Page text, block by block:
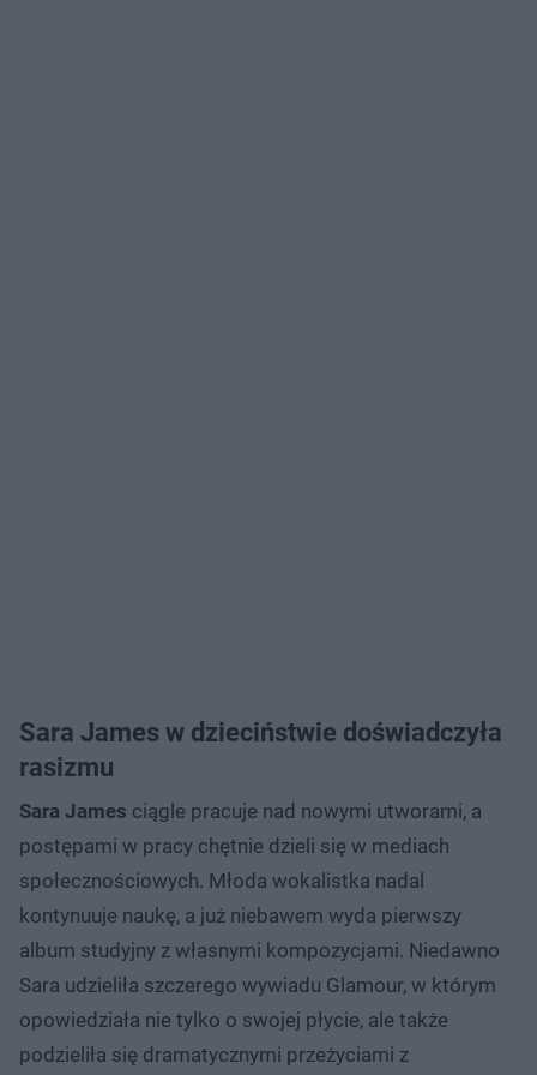
Sara James w dzieciństwie doświadczyła
rasizmu
Sara James ciągle pracuje nad nowymi utworami, a
postępami w pracy chętnie dzieli się w mediach
społecznościowych. Młoda wokalistka nadal
kontynuuje naukę, a już niebawem wyda pierwszy
album studyjny z własnymi kompozycjami. Niedawno
Sara udzieliła szczerego wywiadu Glamour, w którym
opowiedziała nie tylko o swojej płycie, ale także
podzieliła się dramatycznymi przeżyciami z